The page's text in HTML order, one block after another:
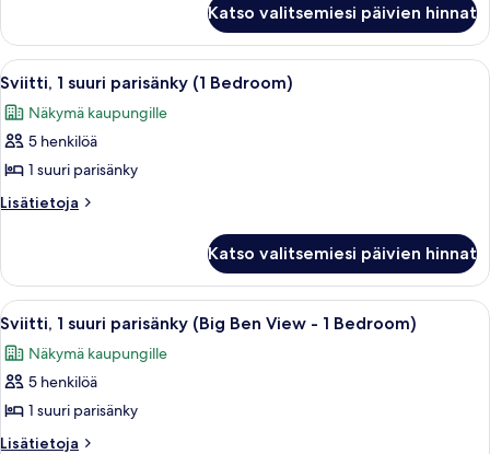
parisänky
(Atrium
Facing)
kuvat
1
suuri
parisänky
Facing)
Katso valitsemiesi päivien hinnat
Avaa
kaikki
huonetyypin
Sviitti,
1
suuri
Bedroom)
kuvat
Egyptinpuuvillaiset lakanat, ylelliset
8
Sviitti, 1 suuri parisänky (1 Bedroom)
Näkymä kaupungille
5 henkilöä
1 suuri parisänky
Lisätietoja
Lisätietoja
suuri
parisänky
(1
Katso valitsemiesi päivien hinnat
Avaa
kaikki
huonetyypin
Sviitti,
1
suuri
Hotellihuone, jossa on suuri ikkuna,
7
Sviitti, 1 suuri parisänky (Big Ben View - 1 Bedroom)
Näkymä kaupungille
5 henkilöä
1 suuri parisänky
Lisätietoja
Lisätietoja